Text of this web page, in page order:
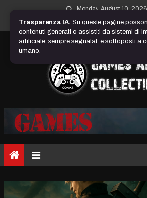
content
Monday, August 10, 2026
Trasparenza IA. Su queste pagine
contenuti generati o assistiti da sistemi di
artificiale, sempre segnalati e sottoposti a
umano.